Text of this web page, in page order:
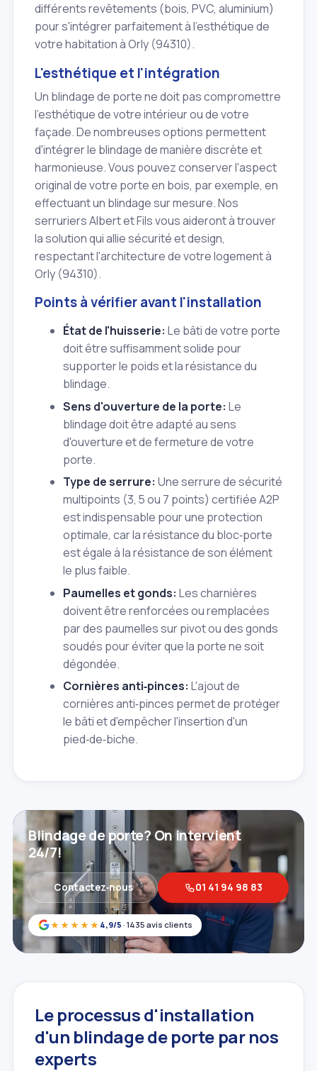
différents revêtements (bois, PVC, aluminium)
pour s'intégrer parfaitement à l'esthétique de
votre habitation à Orly (94310).
L'esthétique et l'intégration
Un blindage de porte ne doit pas compromettre
l'esthétique de votre intérieur ou de votre
façade. De nombreuses options permettent
d'intégrer le blindage de manière discrète et
harmonieuse. Vous pouvez conserver l'aspect
original de votre porte en bois, par exemple, en
effectuant un blindage sur mesure. Nos
serruriers Albert et Fils vous aideront à trouver
la solution qui allie sécurité et design,
respectant l'architecture de votre logement à
Orly (94310).
Points à vérifier avant l'installation
État de l'huisserie: Le bâti de votre porte
doit être suffisamment solide pour
supporter le poids et la résistance du
blindage.
Sens d'ouverture de la porte: Le
blindage doit être adapté au sens
d'ouverture et de fermeture de votre
porte.
Type de serrure: Une serrure de sécurité
multipoints (3, 5 ou 7 points) certifiée A2P
est indispensable pour une protection
optimale, car la résistance du bloc‑porte
est égale à la résistance de son élément
le plus faible.
Paumelles et gonds: Les charnières
doivent être renforcées ou remplacées
par des paumelles sur pivot ou des gonds
soudés pour éviter que la porte ne soit
dégondée.
Cornières anti‑pinces: L'ajout de
cornières anti‑pinces permet de protéger
le bâti et d'empêcher l'insertion d'un
pied‑de‑biche.
★★★★★ 4,9/5 · 1435 avis clients
Blindage de porte? On intervient
24/7!
Contactez‑nous 01 41 94 98 83
Le processus d'installation
d'un blindage de porte par nos
experts